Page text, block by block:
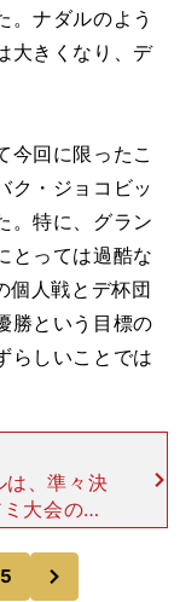
。ナダルのよう
大きくなり、デ
回に限ったこ
ク・ジョコビッ
。特に、グラン
とっては過酷な
個人戦とデ杯団
勝という目標の
らしいことでは
は、準々決
大会の翌
戦）が９月
決勝が11
5